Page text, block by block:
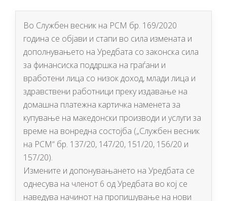
Во Службен весник на РСМ бр. 169/2020
година се објави и стапи во сила измената и
дополнувањето на Уредбата со законска сила
за финансиска поддршка на граѓани и
вработени лица со низок доход, млади лица и
здравствени работници преку издавање на
домашна платежна картичка наменета за
купување на македонски производи и услуги за
време на вонредна состојба („Службен весник
на РСМ“ бр. 137/20, 147/20, 151/20, 156/20 и
157/20).
Измените и допонувањането на Уредбата се
однесува на членот 6 од Уредбата во кој се
наведува начинот на пропишување на нови